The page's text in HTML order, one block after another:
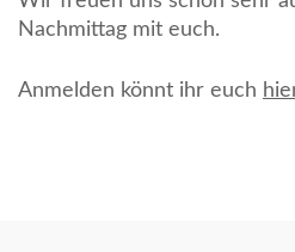
Nachmittag mit euch.
Anmelden könnt ihr euch